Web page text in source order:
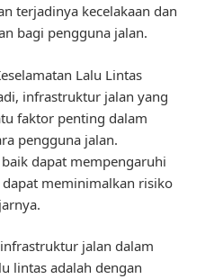
terjadinya kecelakaan dan
bagi pengguna jalan.
Lalu Lintas
infrastruktur jalan yang
faktor penting dalam
pengguna jalan.
dapat mempengaruhi
meminimalkan risiko
jalan dalam
lintas adalah dengan